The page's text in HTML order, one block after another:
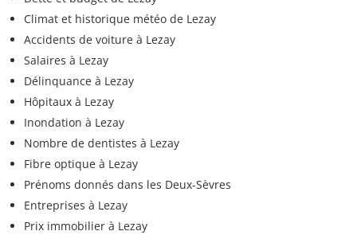
Climat et historique météo de Lezay
Accidents de voiture à Lezay
Salaires à Lezay
Délinquance à Lezay
Hôpitaux à Lezay
Inondation à Lezay
Nombre de dentistes à Lezay
Fibre optique à Lezay
Prénoms donnés dans les Deux-Sèvres
Entreprises à Lezay
Prix immobilier à Lezay